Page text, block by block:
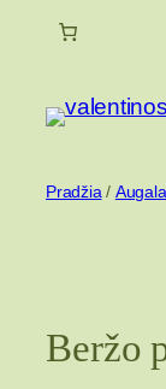
Pradžia /
Beržo